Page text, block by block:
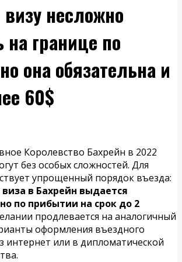
несложно
границе по
она обязательна и
60$
Королевство Бахрейн в 2022
без особых сложностей. Для
упрощенный порядок въезда:
в Бахрейн выдается
по прибытии на срок до 2
продлевается на аналогичный
оформления въездного
интернет или в дипломатической